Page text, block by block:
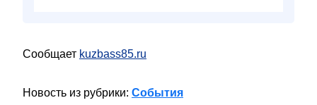
Сообщает kuzbass85.ru
Новость из рубрики: События